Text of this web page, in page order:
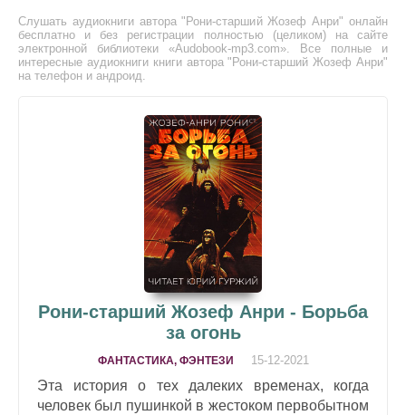
Слушать аудиокниги автора "Рони-старший Жозеф Анри" онлайн
бесплатно и без регистрации полностью (целиком) на сайте
электронной библиотеки «Audobook-mp3.com». Все полные и
интересные аудиокниги книги автора "Рони-старший Жозеф Анри"
на телефон и андроид.
Рони-старший Жозеф Анри - Борьба
за огонь
ФАНТАСТИКА, ФЭНТЕЗИ 15-12-2021
Эта история о тех далеких временах, когда
человек был пушинкой в жестоком первобытном